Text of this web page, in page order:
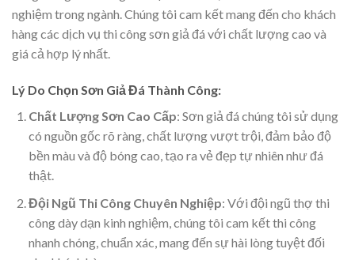
nghiệm trong ngành. Chúng tôi cam kết mang đến cho khách
hàng các dịch vụ thi công sơn giả đá với chất lượng cao và
giá cả hợp lý nhất.
Lý Do Chọn Sơn Giả Đá Thành Công:
Chất Lượng Sơn Cao Cấp: Sơn giả đá chúng tôi sử dụng
có nguồn gốc rõ ràng, chất lượng vượt trội, đảm bảo độ
bền màu và độ bóng cao, tạo ra vẻ đẹp tự nhiên như đá
thật.
Đội Ngũ Thi Công Chuyên Nghiệp: Với đội ngũ thợ thi
công dày dạn kinh nghiệm, chúng tôi cam kết thi công
nhanh chóng, chuẩn xác, mang đến sự hài lòng tuyệt đối